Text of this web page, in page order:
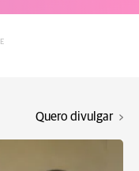
Quero divulgar